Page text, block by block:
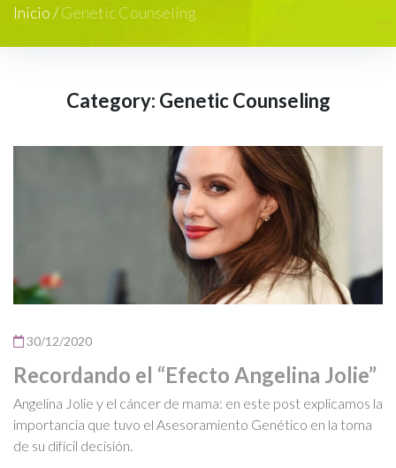
Inicio/Genetic Counseling
Category: Genetic Counseling
30/12/2020
Recordando el “Efecto Angelina Jolie”
Angelina Jolie y el cáncer de mama: en este post explicamos la
importancia que tuvo el Asesoramiento Genético en la toma
de su difícil decisión.